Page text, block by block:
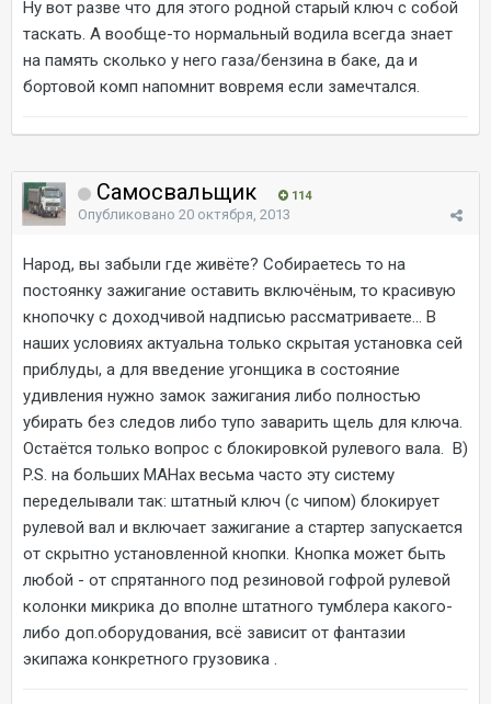
Ну вот разве что для этого родной старый ключ с собой
таскать. А вообще-то нормальный водила всегда знает
на память сколько у него газа/бензина в баке, да и
бортовой комп напомнит вовремя если замечтался.
Самосвальщик 114
Опубликовано 20 октября, 2013
Народ, вы забыли где живёте? Собираетесь то на
постоянку зажигание оставить включёным, то красивую
кнопочку с доходчивой надписью рассматриваете... В
наших условиях актуальна только скрытая установка сей
приблуды, а для введение угонщика в состояние
удивления нужно замок зажигания либо полностью
убирать без следов либо тупо заварить щель для ключа.
Остаётся только вопрос с блокировкой рулевого вала. B)
P.S. на больших МАНах весьма часто эту систему
переделывали так: штатный ключ (с чипом) блокирует
рулевой вал и включает зажигание а стартер запускается
от скрытно установленной кнопки. Кнопка может быть
любой - от спрятанного под резиновой гофрой рулевой
колонки микрика до вполне штатного тумблера какого-
либо доп.оборудования, всё зависит от фантазии
экипажа конкретного грузовика .